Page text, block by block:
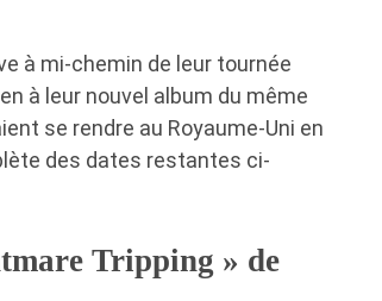
à mi-chemin de leur tournée
à leur nouvel album du même
se rendre au Royaume-Uni en
des dates restantes ci-
Tripping » de